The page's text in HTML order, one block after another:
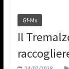
Gf-Mx
Il